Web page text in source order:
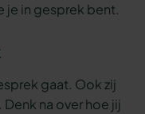
je in gesprek bent.
gaat. Ook zij
na over hoe jij